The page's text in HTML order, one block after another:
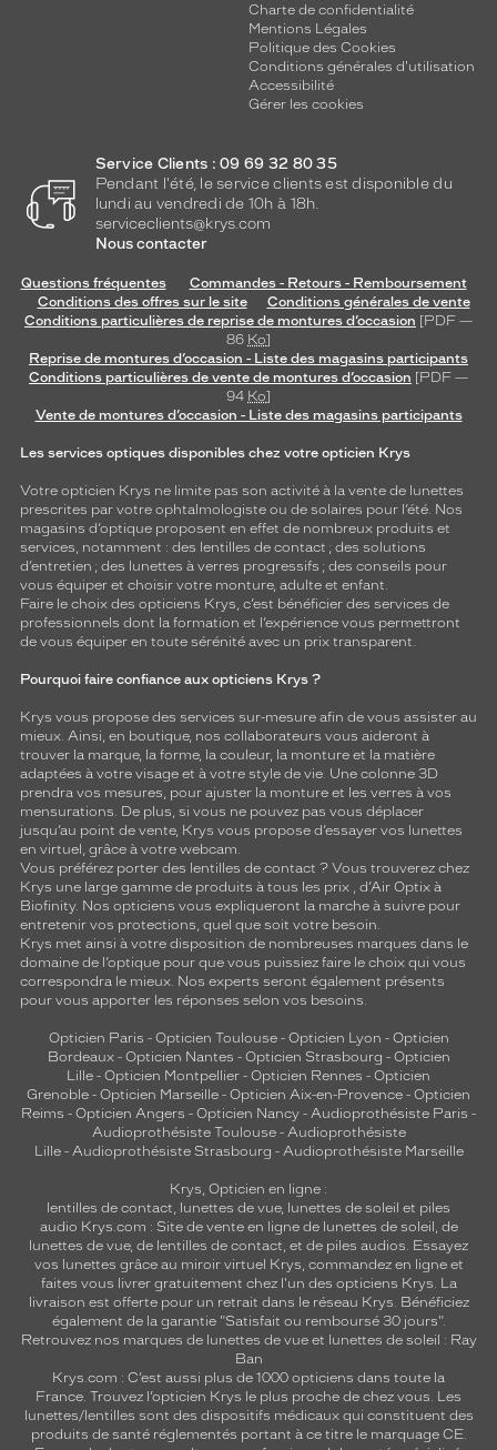
Charte de confidentialité
Mentions Légales
Politique des Cookies
Conditions générales d'utilisation
Accessibilité
Gérer les cookies
Service Clients : 09 69 32 80 35
Pendant l'été, le service clients est disponible du
lundi au vendredi de 10h à 18h.
serviceclients@krys.com
Nous contacter
Questions fréquentes
Commandes - Retours - Remboursement
Conditions des offres sur le site
Conditions générales de vente
Conditions particulières de reprise de montures d’occasion [PDF —
86 Ko]
Reprise de montures d’occasion - Liste des magasins participants
Conditions particulières de vente de montures d’occasion [PDF —
94 Ko]
Vente de montures d’occasion - Liste des magasins participants
Les services optiques disponibles chez votre opticien Krys
Votre opticien Krys ne limite pas son activité à la vente de lunettes
prescrites par votre ophtalmologiste ou de solaires pour l’été. Nos
magasins d’optique proposent en effet de nombreux produits et
services, notamment : des lentilles de contact ; des solutions
d’entretien ; des lunettes à verres progressifs ; des conseils pour
vous équiper et choisir votre monture, adulte et enfant.
Faire le choix des opticiens Krys, c’est bénéficier des services de
professionnels dont la formation et l’expérience vous permettront
de vous équiper en toute sérénité avec un prix transparent.
Pourquoi faire confiance aux opticiens Krys ?
Krys vous propose des services sur-mesure afin de vous assister au
mieux. Ainsi, en boutique, nos collaborateurs vous aideront à
trouver la marque, la forme, la couleur, la monture et la matière
adaptées à votre visage et à votre style de vie. Une colonne 3D
prendra vos mesures, pour ajuster la monture et les verres à vos
mensurations. De plus, si vous ne pouvez pas vous déplacer
jusqu’au point de vente, Krys vous propose d’essayer vos lunettes
en virtuel, grâce à votre webcam.
Vous préférez porter des lentilles de contact ? Vous trouverez chez
Krys une large gamme de produits à tous les prix , d’Air Optix à
Biofinity. Nos opticiens vous expliqueront la marche à suivre pour
entretenir vos protections, quel que soit votre besoin.
Krys met ainsi à votre disposition de nombreuses marques dans le
domaine de l’optique pour que vous puissiez faire le choix qui vous
correspondra le mieux. Nos experts seront également présents
pour vous apporter les réponses selon vos besoins.
Opticien Paris - Opticien Toulouse- Opticien Lyon - Opticien
Bordeaux- Opticien Nantes - Opticien Strasbourg - Opticien
Lille - Opticien Montpellier - Opticien Rennes - Opticien
Grenoble - Opticien Marseille - Opticien Aix-en-Provence - Opticien
Reims - Opticien Angers - Opticien Nancy - Audioprothésiste Paris -
Audioprothésiste Toulouse- Audioprothésiste
Lille- Audioprothésiste Strasbourg - Audioprothésiste Marseille
Krys, Opticien en ligne :
lentilles de contact, lunettes de vue, lunettes de soleil et piles
audio Krys.com : Site de vente en ligne de lunettes de soleil, de
lunettes de vue, de lentilles de contact, et de piles audios. Essayez
vos lunettes grâce au miroir virtuel Krys, commandez en ligne et
faites vous livrer gratuitement chez l'un des opticiens Krys. La
livraison est offerte pour un retrait dans le réseau Krys. Bénéficiez
également de la garantie "Satisfait ou remboursé 30 jours".
Retrouvez nos marques de lunettes de vue et lunettes de soleil : Ray
Ban
Krys.com : C’est aussi plus de 1000 opticiens dans toute la
France. Trouvez l’opticien Krys le plus proche de chez vous. Les
lunettes/lentilles sont des dispositifs médicaux qui constituent des
produits de santé réglementés portant à ce titre le marquage CE.